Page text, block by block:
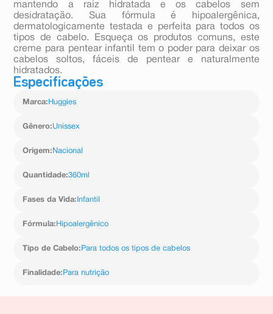
mantendo a raiz hidratada e os cabelos sem
desidratação. Sua fórmula é hipoalergênica,
dermatologicamente testada e perfeita para todos os
tipos de cabelo. Esqueça os produtos comuns, este
creme para pentear infantil tem o poder para deixar os
cabelos soltos, fáceis de pentear e naturalmente
hidratados.
Especificações
Marca: Huggies
Gênero:Unissex
Origem: Nacional
Quantidade:360ml
Fases da Vida: Infantil
Fórmula: Hipoalergênico
Tipo de Cabelo: Para todos os tipos de cabelos
Finalidade: Para nutrição